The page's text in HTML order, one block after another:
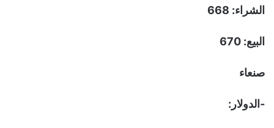
الشراء: 668
البيع: 670
صنعاء
-الدولار: